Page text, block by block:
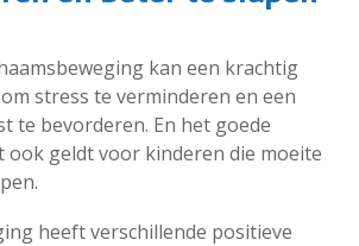
kan een krachtig
stress te verminderen en een
te bevorderen. En het goede
ook geldt voor kinderen die moeite
heeft verschillende positieve